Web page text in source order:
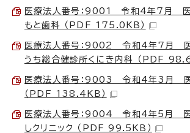
医療法人番号：9001 令和4年7月 医
もと歯科 （PDF 175.0KB）
医療法人番号：9002 令和4年7月 医
うち総合健診所くにき内科 （PDF
医療法人番号：9003 令和4年3月 医
（PDF 138.4KB）
医療法人番号：9004 令和4年5月 医
しクリニック （PDF 99.5KB）